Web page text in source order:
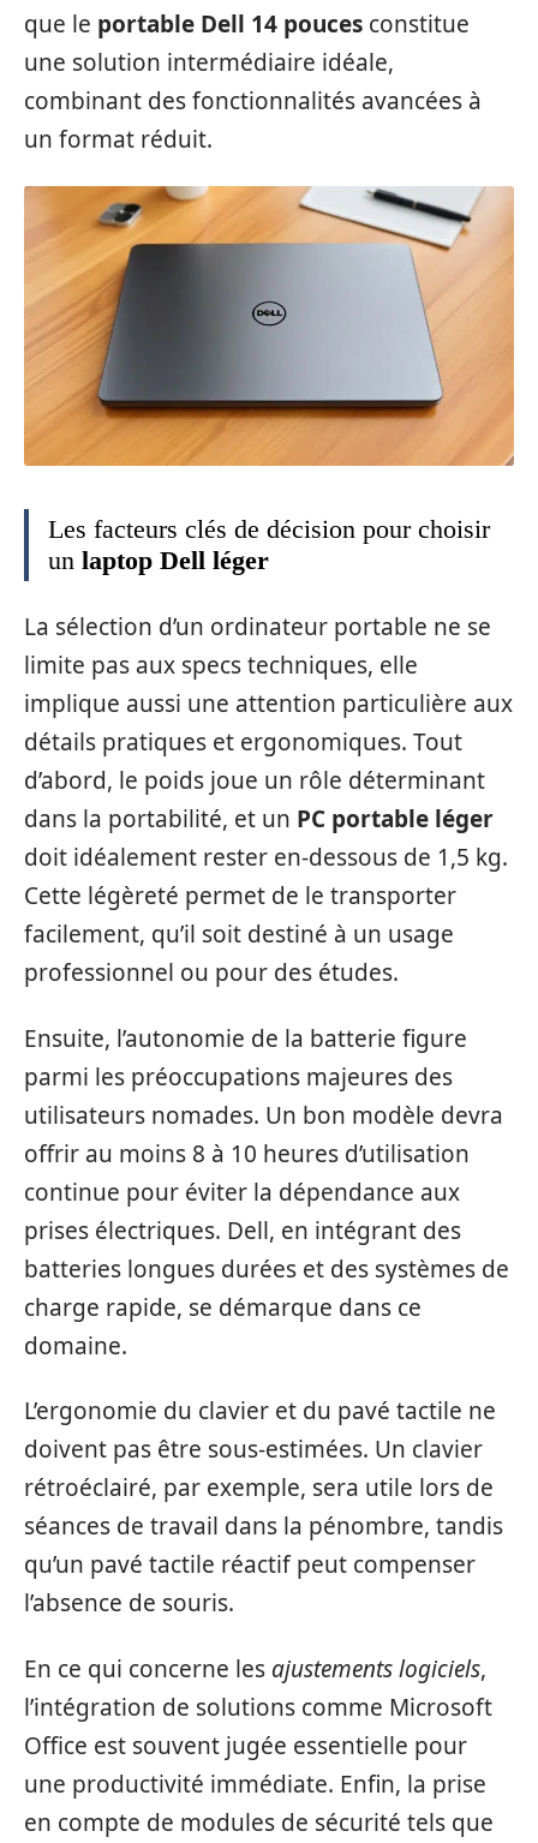
que le portable Dell 14 pouces constitue
une solution intermédiaire idéale,
combinant des fonctionnalités avancées à
un format réduit.
Les facteurs clés de décision pour choisir
un laptop Dell léger
La sélection d’un ordinateur portable ne se
limite pas aux specs techniques, elle
implique aussi une attention particulière aux
détails pratiques et ergonomiques. Tout
d’abord, le poids joue un rôle déterminant
dans la portabilité, et un PC portable léger
doit idéalement rester en-dessous de 1,5 kg.
Cette légèreté permet de le transporter
facilement, qu’il soit destiné à un usage
professionnel ou pour des études.
Ensuite, l’autonomie de la batterie figure
parmi les préoccupations majeures des
utilisateurs nomades. Un bon modèle devra
offrir au moins 8 à 10 heures d’utilisation
continue pour éviter la dépendance aux
prises électriques. Dell, en intégrant des
batteries longues durées et des systèmes de
charge rapide, se démarque dans ce
domaine.
L’ergonomie du clavier et du pavé tactile ne
doivent pas être sous-estimées. Un clavier
rétroéclairé, par exemple, sera utile lors de
séances de travail dans la pénombre, tandis
qu’un pavé tactile réactif peut compenser
l’absence de souris.
En ce qui concerne les ajustements logiciels,
l’intégration de solutions comme Microsoft
Office est souvent jugée essentielle pour
une productivité immédiate. Enfin, la prise
en compte de modules de sécurité tels que